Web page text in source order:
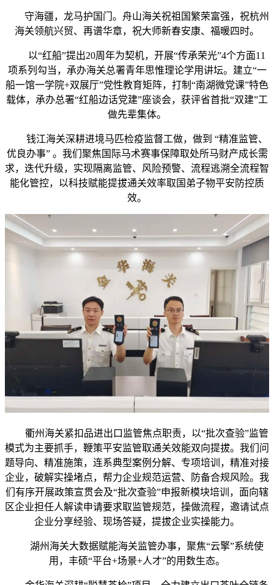
守海疆，龙马护国门。舟山海关祝祖国繁荣富强，祝杭州
海关领航兴贸、再谱华章，祝大师新春安康、福暖四时。
以“红船”提出20周年为契机，开展“传承荣光”4个方面11
项系列勾当，承办海关总署青年思惟理论学用讲坛。建立“一
船一馆一学院+双展厅”党性教育矩阵，打制“南湖微党课”特色
载体，承办总署“红船边话党建”座谈会，获评省首批“双建”工
做先辈集体。
钱江海关深耕进境马匹检疫监督工做，做到 “精准监管、
优良办事” 。我们聚焦国际马术赛事保障取处所马财产成长需
求，迭代升级，实现隔离监管、风险预警、流程逃溯全流程智
能化管控，以科技赋能提拔通关效率取国弟子物平安防控质
效。
衢州海关紧扣品进出口监管焦点职责，以“批次查验”监管
模式为主要抓手，鞭策平安监管取通关效能双向提拔。我们问
题导向、精准施策，连系典型案例分解、专项培训，精准对接
企业，破解实操堵点，帮力企业规范运营、防备合规风险。我
们有序开展政策宣贯会及“批次查验”申报新模块培训，面向辖
区企业担任人解读申请要求取监管规范，操做流程，邀请试点
企业分享经验、现场答疑，提拔企业实操能力。
湖州海关大数据赋能海关监管办事，聚焦“云擎”系统使
用，丰硕“平台+场景+人才”的用数生态。